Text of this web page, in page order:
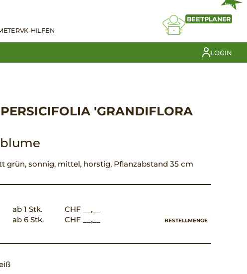
VK-HILFEN
NEU
BEETPLANER
LOGIN
'GRANDIFLORA
grün, sonnig, mittel, horstig, Pflanzabstand 35 cm
ab 1 Stk.
CHF __,__
ab 6 Stk.
CHF __,__ BESTELLMENGE